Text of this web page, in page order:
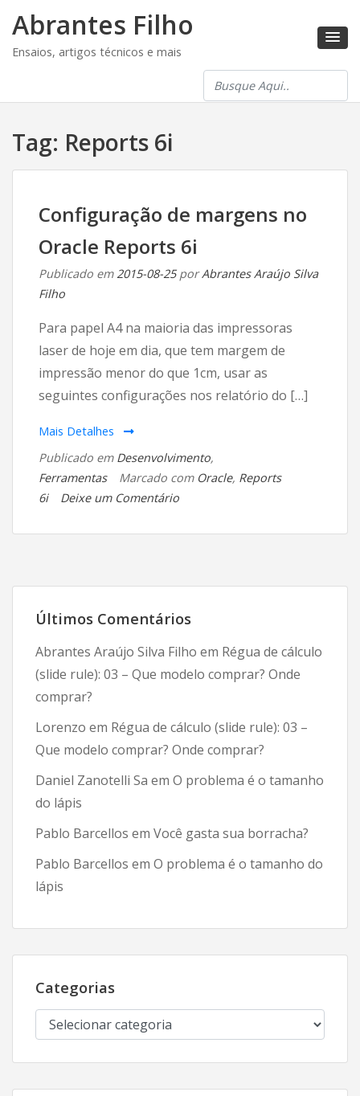
Abrantes Filho
Ensaios, artigos técnicos e mais
Tag: Reports 6i
Configuração de margens no
Oracle Reports 6i
Publicado em2015-08-25porAbrantes Araújo Silva
Filho
Para papel A4 na maioria das impressoras
laser de hoje em dia, que tem margem de
impressão menor do que 1cm, usar as
seguintes configurações nos relatório do […]
Mais Detalhes
Publicado em Desenvolvimento,
Ferramentas
Marcado com Oracle, Reports
6i
Deixe um Comentárioem
de
Reports
Últimos Comentários
Abrantes Araújo Silva Filho em Régua de cálculo
(slide rule): 03 – Que modelo comprar? Onde
comprar?
Lorenzo em Régua de cálculo (slide rule): 03 –
Que modelo comprar? Onde comprar?
Daniel Zanotelli Sa em O problema é o tamanho
do lápis
Pablo Barcellos em Você gasta sua borracha?
Pablo Barcellos em O problema é o tamanho do
lápis
Categorias
Categorias